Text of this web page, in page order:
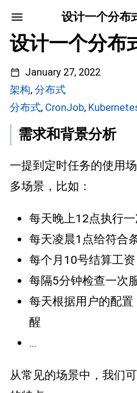
设计一个分布
设计一个分布
January 27, 2022
架构, 分布式
分布式, CronJob,
需求和背景分析
一提到定时任务的使用
多场景，比如：
每天晚上12点执行
每天凌晨1点给符合
每个月10号结算工资
每隔5分钟检查一次
每天根据用户的配
醒
…
从常见的场景中，我们